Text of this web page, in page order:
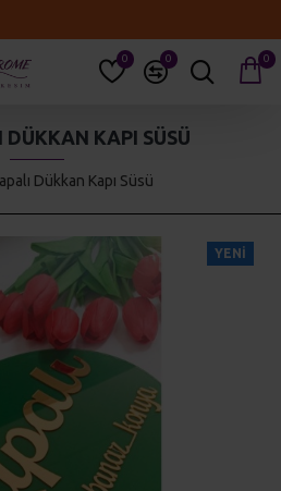
0 0 0
Dükkan Kapı Süsü
KAPI SÜSÜ
YENI